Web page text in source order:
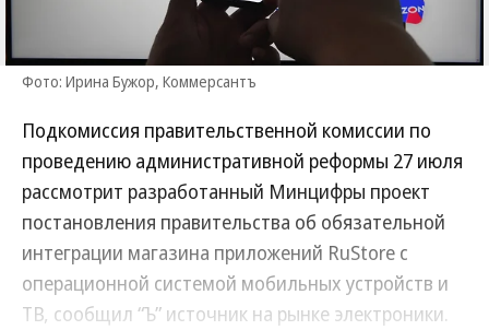
Фото: Ирина Бужор, Коммерсантъ
Подкомиссия правительственной комиссии по
проведению административной реформы 27 июля
рассмотрит разработанный Минцифры проект
постановления правительства об обязательной
интеграции магазина приложений RuStore с
операционной системой мобильных устройств и
ТВ, сообщил “Ъ” источник на рынке электроники.